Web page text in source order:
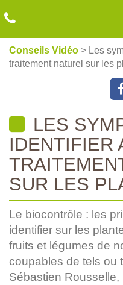
Conseils Vidéo > Les
traitement naturel sur les
LES
IDENTIFIER
SUR LES
Le biocontrôle : les
identifier sur les
fruits et légumes de
coupables de tels ou
Sébastien